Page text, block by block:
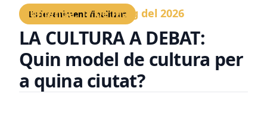
Esdeveniment finalitzat
Diumenge, 17 de maig del 2026
LA CULTURA A DEBAT:
Quin model de cultura per
a quina ciutat?